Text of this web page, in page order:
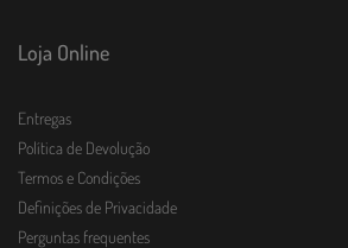
Loja Online
Entregas
Política de Devolução
Termos e Condições
Definições de Privacidade
Perguntas frequentes